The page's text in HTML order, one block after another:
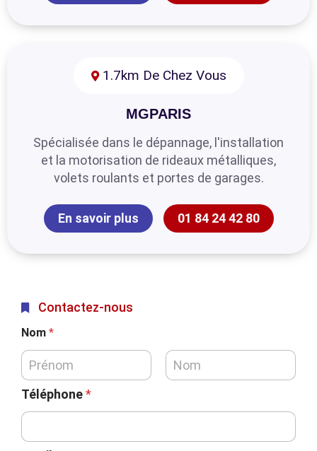
1.7km De Chez Vous
MGPARIS
Spécialisée dans le dépannage, l'installation
et la motorisation de rideaux métalliques,
volets roulants et portes de garages.
En savoir plus 01 84 24 42 80
Contactez-nous
Nom *
Téléphone*